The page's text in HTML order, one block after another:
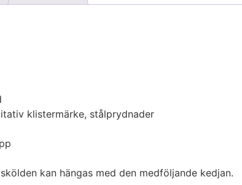
klistermärke, stålprydnader
kan hängas med den medföljande kedjan.